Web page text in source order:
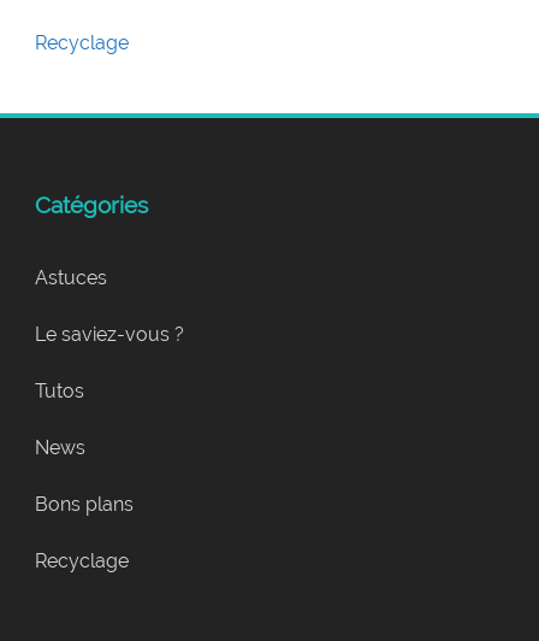
Recyclage
Catégories
Astuces
Le saviez-vous ?
Tutos
News
Bons plans
Recyclage